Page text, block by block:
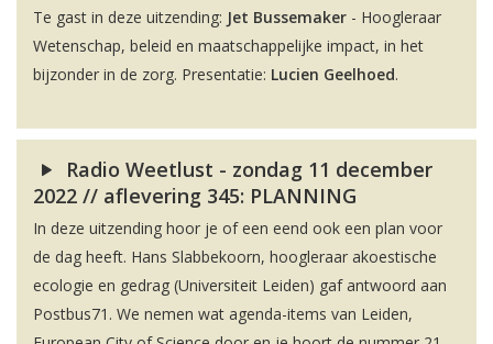
Te gast in deze uitzending: Jet Bussemaker - Hoogleraar
Wetenschap, beleid en maatschappelijke impact, in het
bijzonder in de zorg. Presentatie: Lucien Geelhoed.
Radio Weetlust - zondag 11 december
2022 // aflevering 345: PLANNING
In deze uitzending hoor je of een eend ook een plan voor
de dag heeft. Hans Slabbekoorn, hoogleraar akoestische
ecologie en gedrag (Universiteit Leiden) gaf antwoord aan
Postbus71. We nemen wat agenda-items van Leiden,